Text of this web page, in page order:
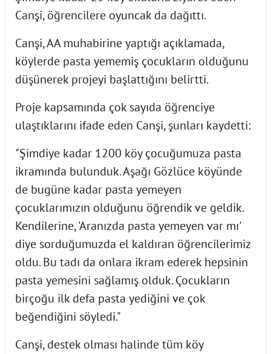
Canşi, öğrencilere oyuncak da dağıttı.
Canşi, AA muhabirine yaptığı açıklamada,
köylerde pasta yememiş çocukların olduğunu
düşünerek projeyi başlattığını belirtti.
Proje kapsamında çok sayıda öğrenciye
ulaştıklarını ifade eden Canşi, şunları kaydetti:
"Şimdiye kadar 1200 köy çocuğumuza pasta
ikramında bulunduk. Aşağı Gözlüce köyünde
de bugüne kadar pasta yemeyen
çocuklarımızın olduğunu öğrendik ve geldik.
Kendilerine, 'Aranızda pasta yemeyen var mı'
diye sorduğumuzda el kaldıran öğrencilerimiz
oldu. Bu tadı da onlara ikram ederek hepsinin
pasta yemesini sağlamış olduk. Çocukların
birçoğu ilk defa pasta yediğini ve çok
beğendiğini söyledi."
Canşi, destek olması halinde tüm köy